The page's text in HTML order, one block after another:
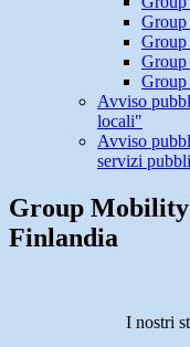
Group
Group
Group
Group
Avviso
locali"
Avviso
servizi
Group Mobility
Finlandia
I nostri